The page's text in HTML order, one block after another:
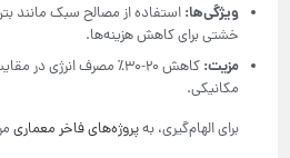
ویژگی‌ها: استفاده از مصالح سبک مانند
خشتی برای کاهش هزینه‌ها.
مزیت:
کاهش 20-30٪ مصرف انرژی
مکانیکی.
برای الهام‌گیری، بهپروژه‌های فاخر معماری